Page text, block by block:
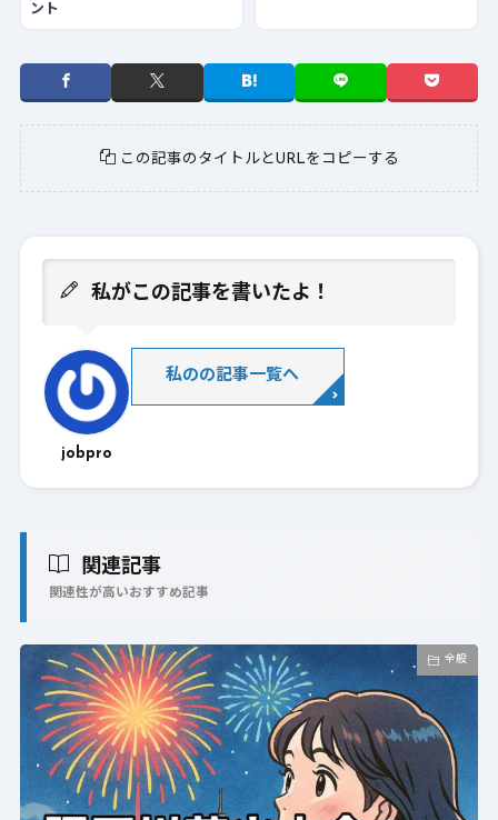
ント
この記事のタイトルとURLをコピーする
私がこの記事を書いたよ！
jobpro
私のの記事一覧へ
関連記事
関連性が高いおすすめ記事
全般